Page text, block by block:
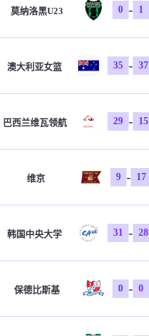
莫纳洛黑U23 0 - 1
澳大利亚女篮 35 - 37
巴西兰维瓦领航 29 - 15
维京 9 - 17
韩国中央大学 31 - 28
保德比斯基 0 - 0